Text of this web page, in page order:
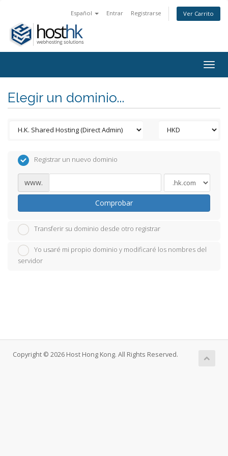
Español Entrar Registrarse Ver Carrito
Elegir un dominio...
Registrar un nuevo dominio
www.
Comprobar
Transferir su dominio desde otro registrar
Yo usaré mi propio dominio y modificaré los nombres del
servidor
Copyright © 2026 Host Hong Kong. All Rights Reserved.